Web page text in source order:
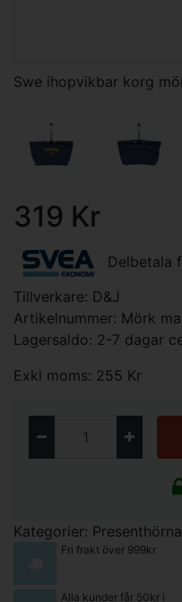
Swe ihopvikbar korg
319 Kr
Delbetala
Tillverkare: D&J
Artikelnummer: Mörk
Lagersaldo: 2-7 dagar
Exkl moms: 255 Kr
Kategorier:
Fri frakt över 999kr
Alla kunder får 50kr i